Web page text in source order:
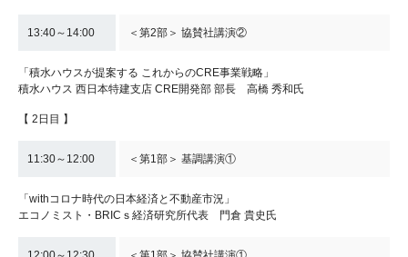
13:40～14:00 ＜第2部＞ 協賛社講演②
「積水ハウスが提案する これからのCRE事業戦略」
積水ハウス 西日本特建支店 CRE開発部 部長 高橋 秀和氏
【 2日目 】
11:30～12:00 ＜第1部＞ 基調講演①
「withコロナ時代の日本経済と不動産市況」
エコノミスト・BRICｓ経済研究所代表 門倉 貴史氏